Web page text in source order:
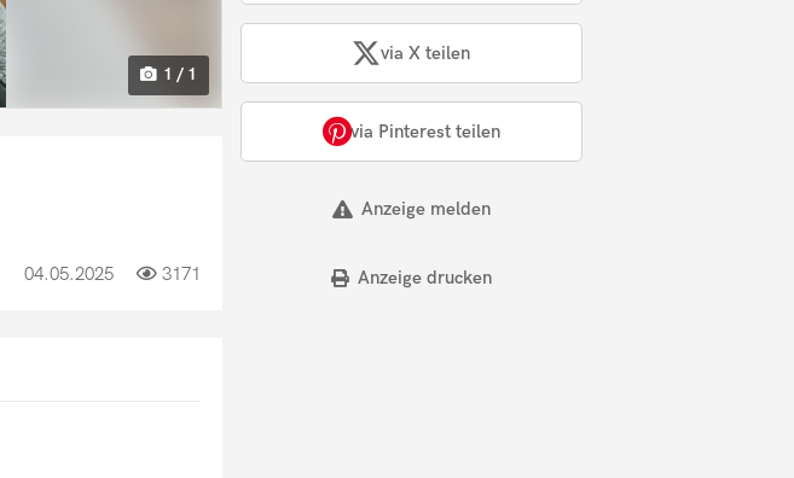
1 / 1
04.05.2025 3171
via X teilen
via Pinterest teilen
Anzeige melden
Anzeige drucken